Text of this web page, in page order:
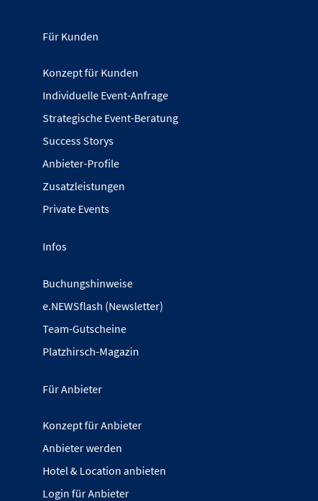
Für Kunden
Konzept für Kunden
Individuelle Event-Anfrage
Strategische Event-Beratung
Success Storys
Anbieter-Profile
Zusatzleistungen
Private Events
Infos
Buchungshinweise
e.NEWSflash (Newsletter)
Team-Gutscheine
Platzhirsch-Magazin
Für Anbieter
Konzept für Anbieter
Anbieter werden
Hotel & Location anbieten
Login für Anbieter